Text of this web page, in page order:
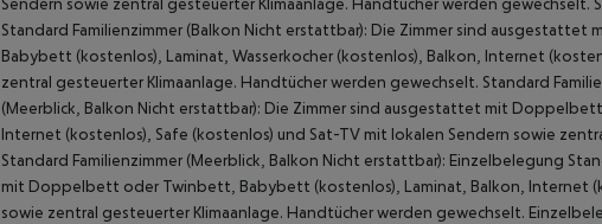
Standard Familienzimmer (Balkon Nicht erstattbar): Die Zimmer sind
Babybett (kostenlos), Laminat, Wasserkocher (kostenlos), Balkon, Internet
zentral gesteuerter Klimaanlage. Handtücher werden gewechselt. Standard
(Meerblick, Balkon Nicht erstattbar): Die Zimmer sind ausgestattet mit
Internet (kostenlos), Safe (kostenlos) und Sat-TV mit lokalen Sendern sowie
Standard Familienzimmer (Meerblick, Balkon Nicht erstattbar): Einzelbelegung
mit Doppelbett oder Twinbett, Babybett (kostenlos), Laminat, Balkon, Internet
sowie zentral gesteuerter Klimaanlage. Handtücher werden gewechselt.